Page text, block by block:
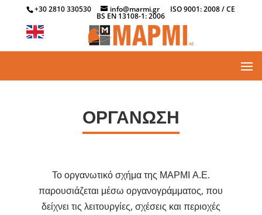
+30 2810 330530 info@marmi.gr ISO 9001: 2008 / CE
BS EN 13108-1: 2006
ΟΡΓΑΝΩΣΗ
Το οργανωτικό σχήμα της ΜΑΡΜΙ Α.Ε.
παρουσιάζεται μέσω οργανογράμματος, που
δείχνει τις λειτουργίες, σχέσεις και περιοχές